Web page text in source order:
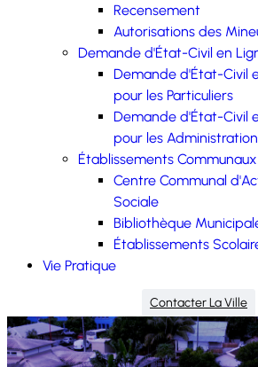
Recensement
Autorisations des
Demande d'État-Civil en
Demande d'État-Civil
pour les Particuliers
Demande d'État-Civil
pour les
Établissements Communaux
Centre Communal
Sociale
Bibliothèque
Établissements
Vie Pratique
Contacter La Ville